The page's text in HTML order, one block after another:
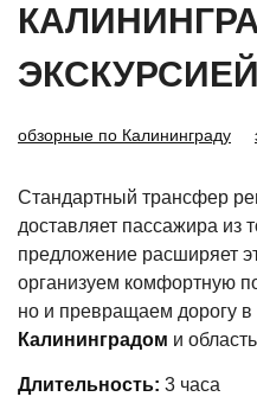
обзорные по Калининграду
Стандартный трансфер
доставляет пассажира из
предложение расширяет
организуем комфортную
но и превращаем дорогу в
Калининградом и
Длительность: 3 часа